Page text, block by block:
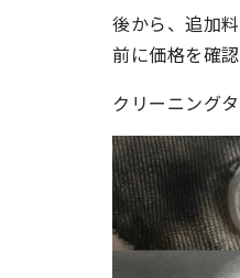
後から、追加
前に価格を確
クリーニング